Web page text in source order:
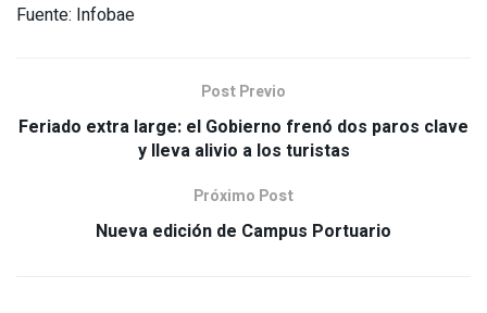
Fuente: Infobae
Post Previo
Feriado extra large: el Gobierno frenó dos paros clave
y lleva alivio a los turistas
Próximo Post
Nueva edición de Campus Portuario